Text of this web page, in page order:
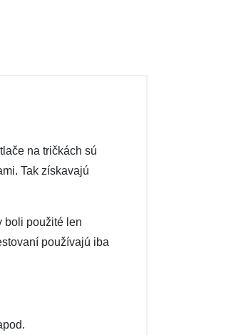
na tričkách sú
Tak získavajú
boli použité len
používajú iba